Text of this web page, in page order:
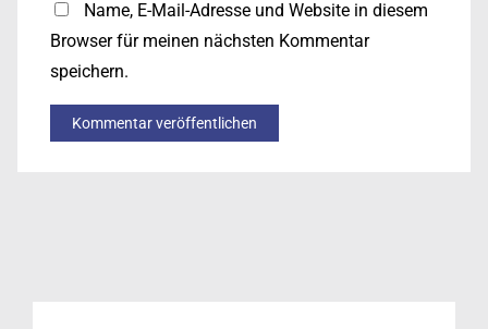
Name, E-Mail-Adresse und Website in diesem
Browser für meinen nächsten Kommentar
speichern.